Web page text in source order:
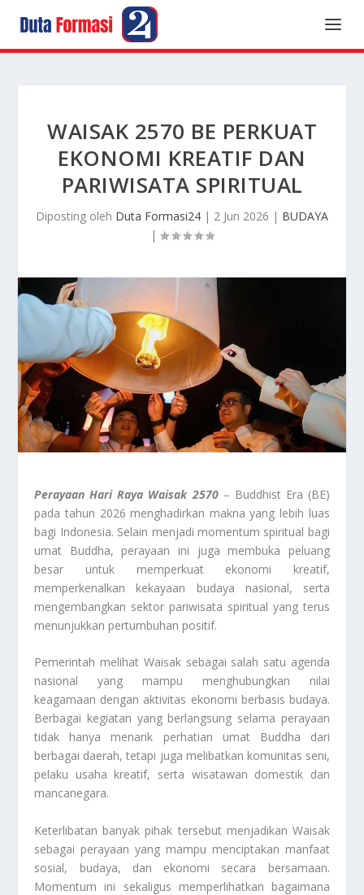
WAISAK 2570 BE PERKUAT
EKONOMI KREATIF DAN
PARIWISATA SPIRITUAL
Diposting oleh Duta Formasi24 | 2 Jun 2026 | BUDAYA
|
Perayaan Hari Raya Waisak 2570– Buddhist Era (BE)
pada tahun 2026 menghadirkan makna yang lebih luas
bagi Indonesia. Selain menjadi momentum spiritual bagi
umat Buddha, perayaan ini juga membuka peluang
besar untuk memperkuat ekonomi kreatif,
memperkenalkan kekayaan budaya nasional, serta
mengembangkan sektor pariwisata spiritual yang terus
menunjukkan pertumbuhan positif.
Pemerintah melihat Waisak sebagai salah satu agenda
nasional yang mampu menghubungkan nilai
keagamaan dengan aktivitas ekonomi berbasis budaya.
Berbagai kegiatan yang berlangsung selama perayaan
tidak hanya menarik perhatian umat Buddha dari
berbagai daerah, tetapi juga melibatkan komunitas seni,
pelaku usaha kreatif, serta wisatawan domestik dan
mancanegara.
Keterlibatan banyak pihak tersebut menjadikan Waisak
sebagai perayaan yang mampu menciptakan manfaat
sosial, budaya, dan ekonomi secara bersamaan.
Momentum ini sekaligus memperlihatkan bagaimana